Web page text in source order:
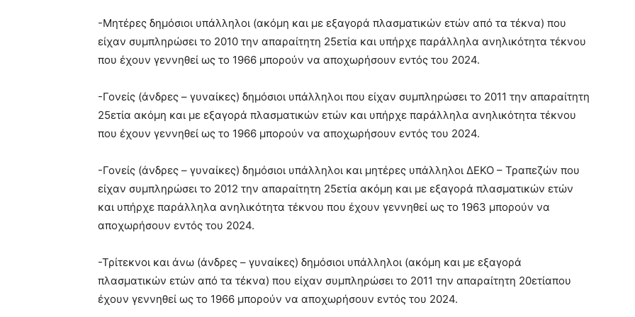
-Μητέρες δημόσιοι υπάλληλοι (ακόμη και με εξαγορά πλασματικών ετών από τα τέκνα) που
είχαν συμπληρώσει το 2010 την απαραίτητη 25ετία και υπήρχε παράλληλα ανηλικότητα τέκνου
που έχουν γεννηθεί ως το 1966 μπορούν να αποχωρήσουν εντός του 2024.
-Γονείς (άνδρες – γυναίκες) δημόσιοι υπάλληλοι που είχαν συμπληρώσει το 2011 την απαραίτητη
25ετία ακόμη και με εξαγορά πλασματικών ετών και υπήρχε παράλληλα ανηλικότητα τέκνου
που έχουν γεννηθεί ως το 1966 μπορούν να αποχωρήσουν εντός του 2024.
-Γονείς (άνδρες – γυναίκες) δημόσιοι υπάλληλοι και μητέρες υπάλληλοι ΔΕΚΟ – Τραπεζών που
είχαν συμπληρώσει το 2012 την απαραίτητη 25ετία ακόμη και με εξαγορά πλασματικών ετών
και υπήρχε παράλληλα ανηλικότητα τέκνου που έχουν γεννηθεί ως το 1963 μπορούν να
αποχωρήσουν εντός του 2024.
-Τρίτεκνοι και άνω (άνδρες – γυναίκες) δημόσιοι υπάλληλοι (ακόμη και με εξαγορά
πλασματικών ετών από τα τέκνα) που είχαν συμπληρώσει το 2011 την απαραίτητη 20ετίαπου
έχουν γεννηθεί ως το 1966 μπορούν να αποχωρήσουν εντός του 2024.